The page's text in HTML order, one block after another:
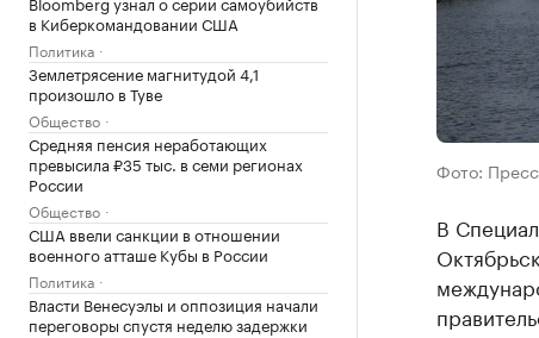
в Киберкомандовании США
Политика
Землетрясение магнитудой 4,1
произошло в Туве
Общество
Средняя пенсия неработающих
превысила ₽35 тыс. в семи регионах
России
Общество
США ввели санкции в отношении
военного атташе Кубы в России
Политика
Власти Венесуэлы и оппозиция начали
переговоры спустя неделю задержки
Фото:
В